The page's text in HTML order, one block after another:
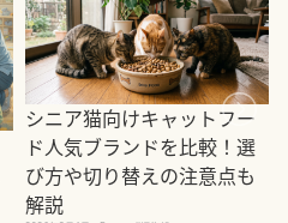
シニア猫向けキャットフー
ド人気ブランドを比較！選
び方や切り替えの注意点も
解説